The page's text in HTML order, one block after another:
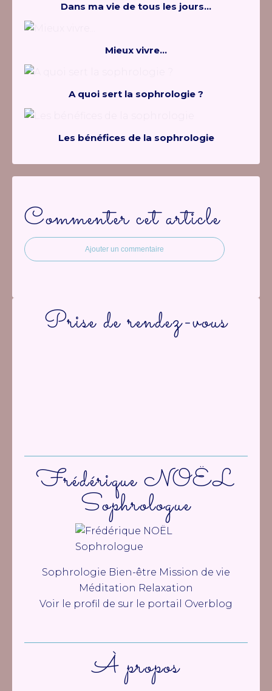
Dans ma vie de tous les jours...
Mieux vivre...
A quoi sert la sophrologie ?
Les bénéfices de la sophrologie
Commenter cet article
Ajouter un commentaire
Frédérique NOËL
Sophrologue
Sophrologie Bien-être Mission de vie
Méditation Relaxation
Voir le profil de sur le portail Overblog
À propos
Prise de rendez-vous